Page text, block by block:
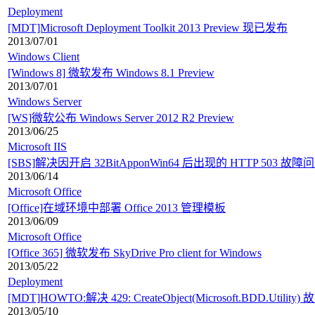
Deployment
[MDT]Microsoft Deployment Toolkit 2013 Preview 现已发布
2013/07/01
Windows Client
[Windows 8] 微软发布 Windows 8.1 Preview
2013/07/01
Windows Server
[WS]微软公布 Windows Server 2012 R2 Preview
2013/06/25
Microsoft IIS
[SBS]解决因开启 32BitApponWin64 后出现的 HTTP 503 故障
2013/06/14
Microsoft Office
[Office]在域环境中部署 Office 2013 管理模板
2013/06/09
Microsoft Office
[Office 365] 微软发布 SkyDrive Pro client for Windows
2013/05/22
Deployment
[MDT]HOWTO:解决 429: CreateObject(Microsoft.BDD.Utility)
2013/05/10